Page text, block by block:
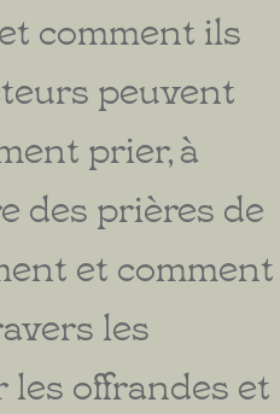
comment ils
peuvent
prier, à
des prières de
et comment
les
offrandes et